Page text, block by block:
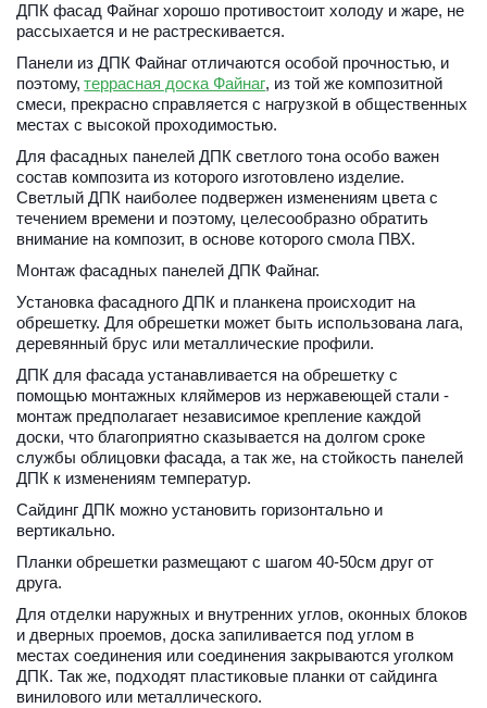
ДПК фасад Файнаг хорошо противостоит холоду и жаре, не
рассыхается и не растрескивается.
Панели из ДПК Файнаг отличаются особой прочностью, и
поэтому, террасная доска Файнаг, из той же композитной
смеси, прекрасно справляется с нагрузкой в общественных
местах с высокой проходимостью.
Для фасадных панелей ДПК светлого тона особо важен
состав композита из которого изготовлено изделие.
Светлый ДПК наиболее подвержен изменениям цвета с
течением времени и поэтому, целесообразно обратить
внимание на композит, в основе которого смола ПВХ.
Монтаж фасадных панелей ДПК Файнаг.
Установка фасадного ДПК и планкена происходит на
обрешетку. Для обрешетки может быть использована лага,
деревянный брус или металлические профили.
ДПК для фасада устанавливается на обрешетку с
помощью монтажных кляймеров из нержавеющей стали -
монтаж предполагает независимое крепление каждой
доски, что благоприятно сказывается на долгом сроке
службы облицовки фасада, а так же, на стойкость панелей
ДПК к изменениям температур.
Сайдинг ДПК можно установить горизонтально и
вертикально.
Планки обрешетки размещают с шагом 40-50см друг от
друга.
Для отделки наружных и внутренних углов, оконных блоков
и дверных проемов, доска запиливается под углом в
местах соединения или соединения закрываются уголком
ДПК. Так же, подходят пластиковые планки от сайдинга
винилового или металлического.